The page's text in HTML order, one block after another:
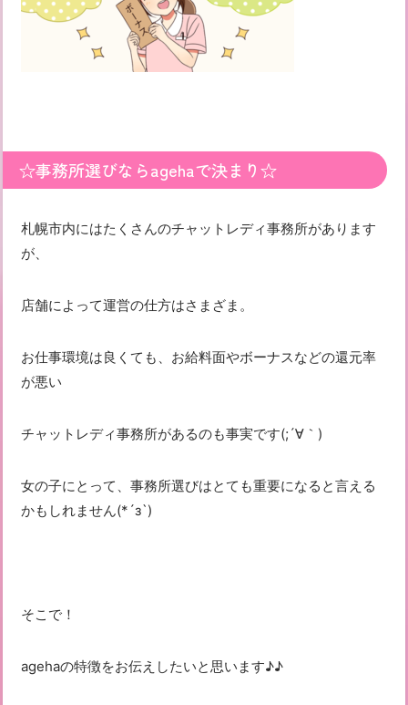
☆事務所選びならagehaで決まり☆
札幌市内にはたくさんのチャットレディ事務所があります
が、
店舗によって運営の仕方はさまざま。
お仕事環境は良くても、お給料面やボーナスなどの還元率
が悪い
チャットレディ事務所があるのも事実です(;´∀｀)
女の子にとって、事務所選びはとても重要になると言える
かもしれません(*´з`)
そこで！
agehaの特徴をお伝えしたいと思います♪♪